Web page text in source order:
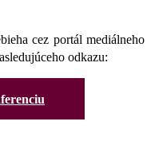
cez portál mediálneho
odkazu: